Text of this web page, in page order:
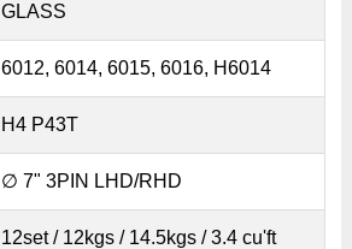
GLASS
6012, 6014, 6015, 6016, H6014
H4 P43T
∅ 7" 3PIN LHD/RHD
12set / 12kgs / 14.5kgs / 3.4 cu'ft